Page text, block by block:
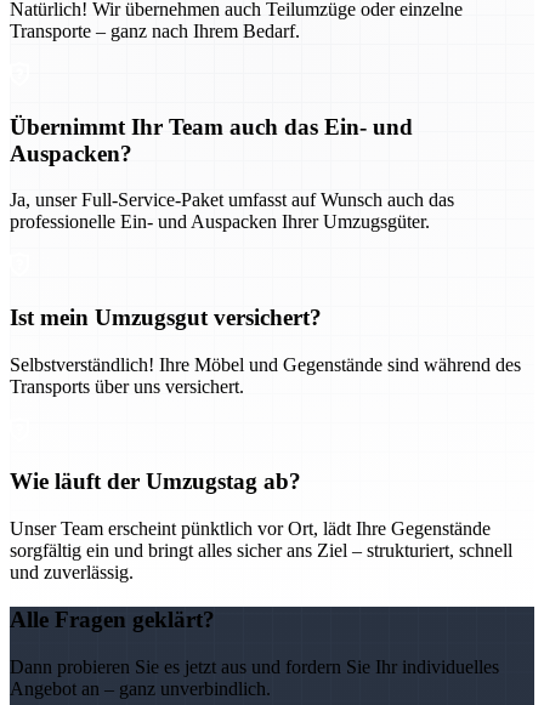
Natürlich! Wir übernehmen auch Teilumzüge oder einzelne
Transporte – ganz nach Ihrem Bedarf.
Übernimmt Ihr Team auch das Ein- und
Auspacken?
Ja, unser Full-Service-Paket umfasst auf Wunsch auch das
professionelle Ein- und Auspacken Ihrer Umzugsgüter.
Ist mein Umzugsgut versichert?
Selbstverständlich! Ihre Möbel und Gegenstände sind während des
Transports über uns versichert.
Wie läuft der Umzugstag ab?
Unser Team erscheint pünktlich vor Ort, lädt Ihre Gegenstände
sorgfältig ein und bringt alles sicher ans Ziel – strukturiert, schnell
und zuverlässig.
Alle Fragen geklärt?
Dann probieren Sie es jetzt aus und fordern Sie Ihr individuelles
Angebot an – ganz unverbindlich.